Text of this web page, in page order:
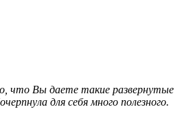
что Вы даете такие развернутые
для себя много полезного.